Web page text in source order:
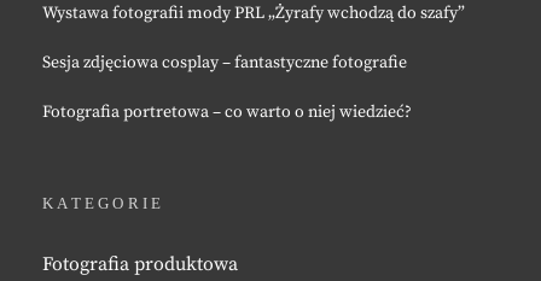
Wystawa fotografii mody PRL „Żyrafy wchodzą do szafy”
Sesja zdjęciowa cosplay – fantastyczne fotografie
Fotografia portretowa – co warto o niej wiedzieć?
KATEGORIE
Fotografia produktowa